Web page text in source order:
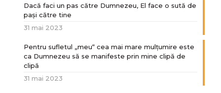
Dacă faci un pas către Dumnezeu, El face o sută de
paşi către tine
31 mai 2023
Pentru sufletul „meu“ cea mai mare mulțumire este
ca Dumnezeu să se manifeste prin mine clipă de
clipă
31 mai 2023